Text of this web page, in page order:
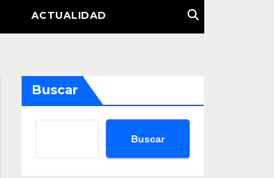
ACTUALIDAD
Buscar
Buscar